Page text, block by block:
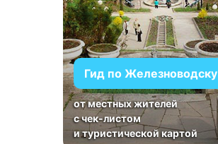
Гид по Железноводску
от местных жителей
с чек-листом
и туристической картой